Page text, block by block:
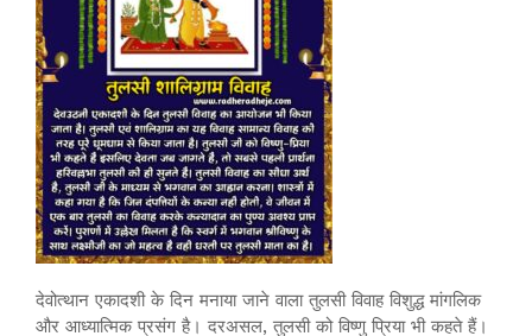
देवोत्थान एकादशी के दिन मनाया जाने वाला तुलसी विवाह विशुद्ध मांगलिक
और आध्यात्मिक प्रसंग है। दरअसल, तुलसी को विष्णु प्रिया भी कहते हैं।